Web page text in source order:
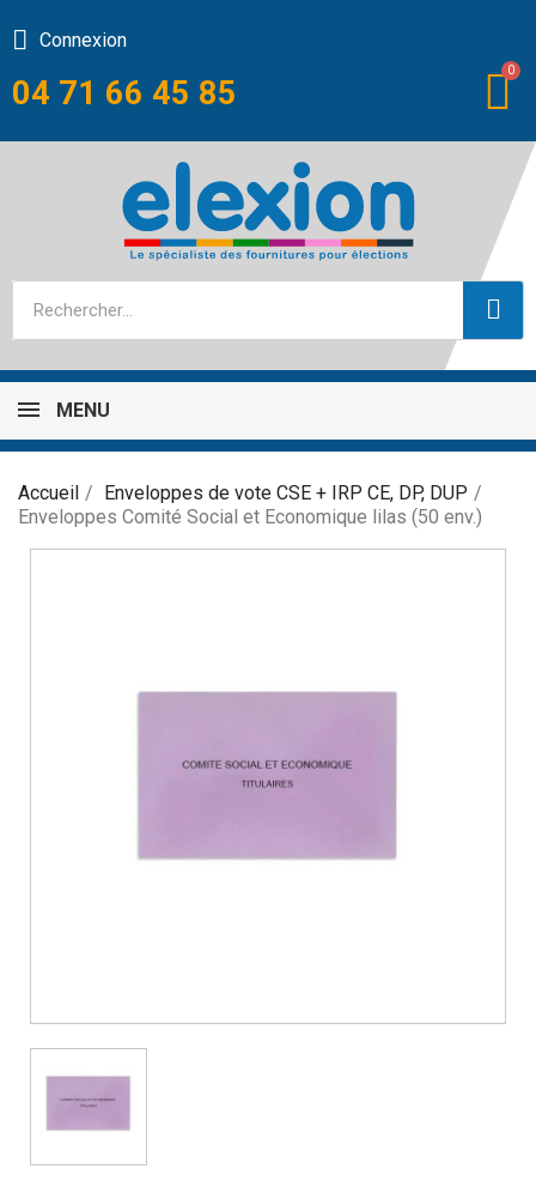
04 71 66 45 85
Connexion
MENU
Accueil
Enveloppes de vote CSE + IRP CE, DP, DUP
Enveloppes Comité Social et Economique lilas (50 env.)